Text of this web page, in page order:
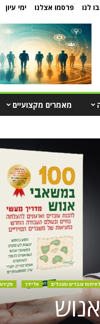
לנו פרסמו אצלנו ימי עיון
מאמרים מקצועיים
עובדים ומנהלים סליידר